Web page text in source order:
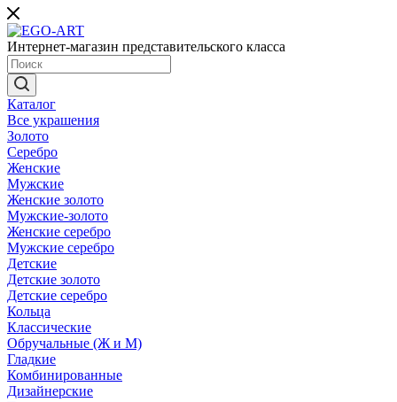
Интернет-магазин представительского класса
Каталог
Все украшения
Золото
Серебро
Женские
Мужские
Женские золото
Мужские-золото
Женские серебро
Мужские серебро
Детские
Детские золото
Детские серебро
Кольца
Классические
Обручальные (Ж и М)
Гладкие
Комбинированные
Дизайнерские